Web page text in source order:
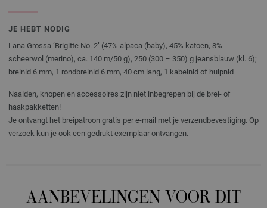
JE HEBT NODIG
Lana Grossa ‘Brigitte No. 2’ (47% alpaca (baby), 45% katoen, 8%
scheerwol (merino), ca. 140 m/50 g), 250 (300 – 350) g jeansblauw (kl. 6);
breinld 6 mm, 1 rondbreinld 6 mm, 40 cm lang, 1 kabelnld of hulpnld
Naalden, knopen en accessoires zijn niet inbegrepen bij de brei- of
haakpakketten!
Je ontvangt het breipatroon gratis per e-mail met je verzendbevestiging. Op
verzoek kun je ook een gedrukt exemplaar ontvangen.
AANBEVELINGEN VOOR DIT